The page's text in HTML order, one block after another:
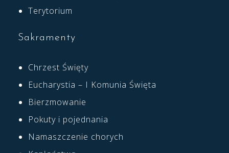
Terytorium
Sakramenty
Chrzest Święty
Eucharystia – I Komunia Święta
Bierzmowanie
Pokuty i pojednania
Namaszczenie chorych